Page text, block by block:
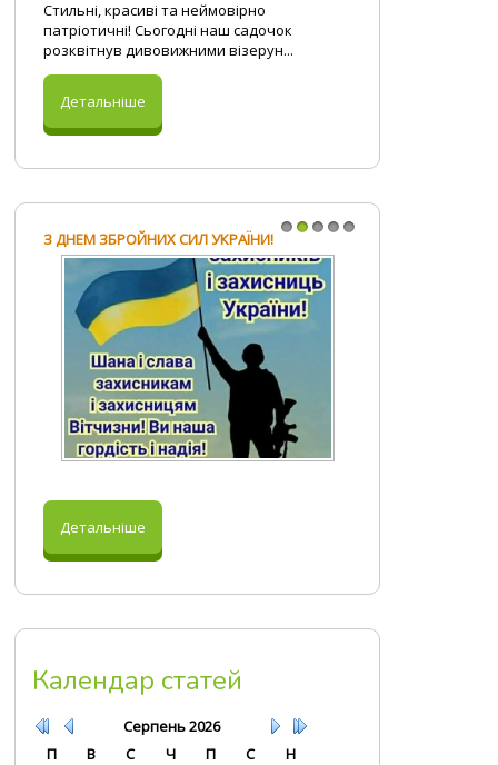
Стильні, красиві та неймовірно
патріотичні! Сьогодні наш садочок
розквітнув дивовижними візерун...
Детальніше
З ДНЕМ ЗБРОЙНИХ СИЛ УКРАЇНИ!
Детальніше
Календар статей
Серпень2026
П
В С Ч П С
Н